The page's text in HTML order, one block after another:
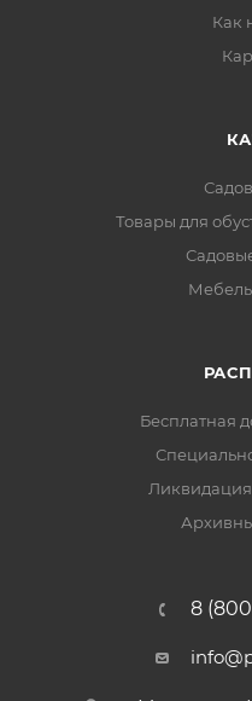
Как
Товары для
Мебель
Бесплатная
Ликвидация
8